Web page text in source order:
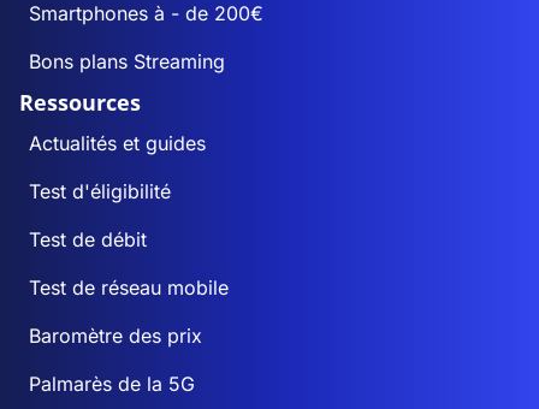
Smartphones à - de 200€
Bons plans Streaming
Ressources
Actualités et guides
Test d'éligibilité
Test de débit
Test de réseau mobile
Baromètre des prix
Palmarès de la 5G